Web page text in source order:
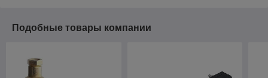
Подобные товары компании